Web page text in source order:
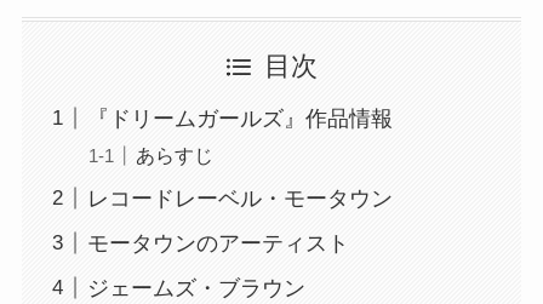
目次
『ドリームガールズ』作品情報
あらすじ
レコードレーベル・モータウン
モータウンのアーティスト
ジェームズ・ブラウン